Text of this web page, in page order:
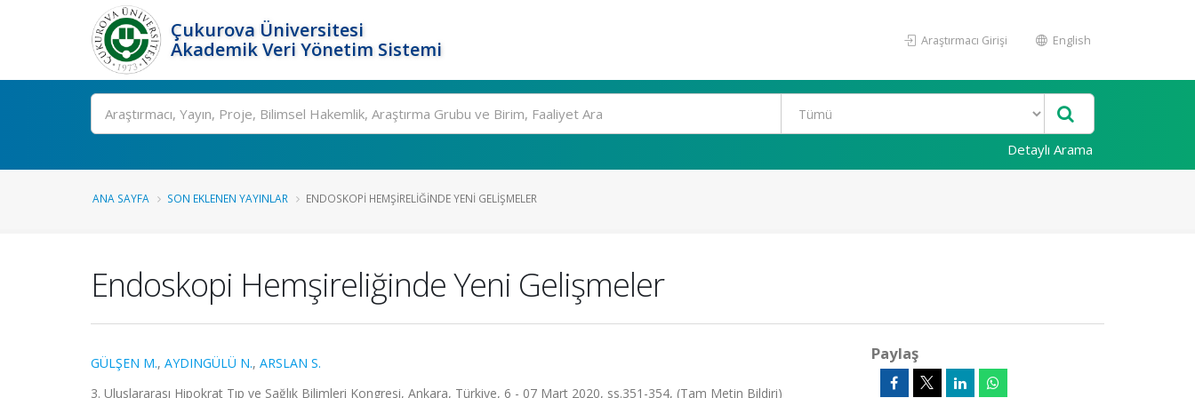
Çukurova Üniversitesi
Akademik Veri Yönetim Sistemi
Araştırmacı Girişi English
Ara
Detaylı Arama
ANA SAYFA SON EKLENEN YAYINLAR ENDOSKOPI HEMŞIRELIĞINDE YENI GELIŞMELER
Endoskopi Hemşireliğinde Yeni Gelişmeler
GÜLŞEN M., AYDINGÜLÜ N., ARSLAN S.
3. Uluslararası Hipokrat Tıp ve Sağlık Bilimleri Kongresi, Ankara, Türkiye, 6 - 07 Mart 2020, ss.351-354, (Tam Metin Bildiri)
Paylaş